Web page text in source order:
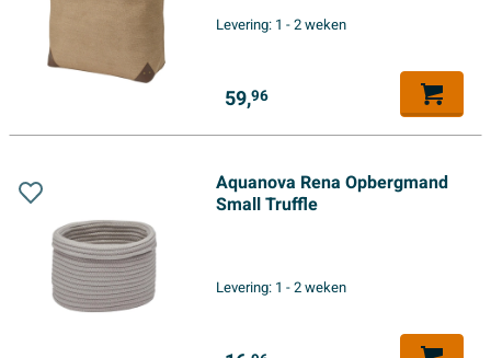
Levering: 1 - 2 weken
59,96
Aquanova Rena Opbergmand
Small Truffle
Levering: 1 - 2 weken